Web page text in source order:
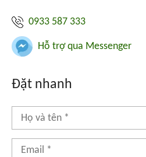
0933 587 333
Hỗ trợ qua Messenger
Đặt nhanh